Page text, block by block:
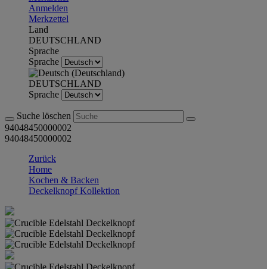
Anmelden
Merkzettel
Land
DEUTSCHLAND
Sprache
Sprache
DEUTSCHLAND
Sprache
Suche löschen
94048450000002
94048450000002
Zurück
Home
Kochen & Backen
Deckelknopf Kollektion